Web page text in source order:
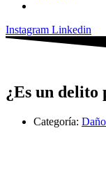
Instagram Linkedin
¿Es un
Categoría: